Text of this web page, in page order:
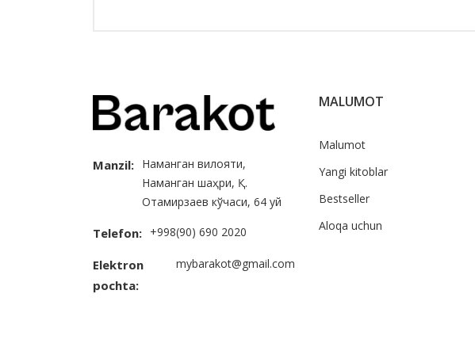
Manzil: Наманган вилояти,
Наманган шаҳри, Қ.
Отамирзаев кўчаси, 64 уй
Telefon: +998(90) 690 2020
Elektron
pochta:
mybarakot@gmail.com
MALUMOT
Malumot
Yangi kitoblar
Bestseller
Aloqa uchun